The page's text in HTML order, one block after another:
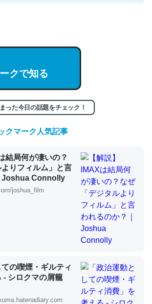
ないので貴重な良記事。/続編来た
entry/2023/03/27
界についての考察（１） - conceptualization
う「ずっと前の伏線」は回収されないけ
うには多い分量。進化すればするほど分
りそう
界についての考察（１） - conceptualization
ウム分はエビの600分の1程度。
発表】昆虫学の大問題＝「昆虫はなぜ海にいな
クで知る
った今日の話題をチェック！
クマーク人気記事
結局何が凄いの？
りフィルム」と言
Joshua Connolly
joshua_film
ての喫煙・ギルティ
- シロクマの屑籠